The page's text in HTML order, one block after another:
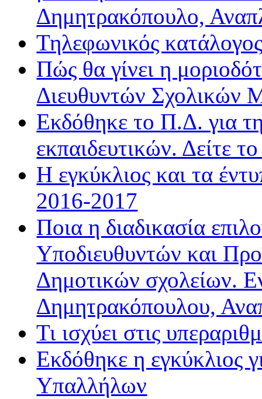
Δημητρακόπουλο,
Τηλεφωνικός
Πώς θα γίνει η
Διευθυντών Σχολικών
Εκδόθηκε το Π.Δ. για
εκπαιδευτικών. Δείτε
Η εγκύκλιος και τα
2016-2017
Ποια η διαδικασία
Υποδιευθυντών και
Δημοτικών σχολείων.
Δημητρακόπουλου,
Τι ισχύει στις
Εκδόθηκε η εγκύκλιος
Υπαλλήλων